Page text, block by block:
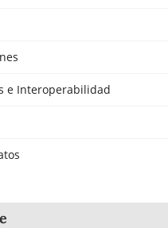
e Interoperabilidad